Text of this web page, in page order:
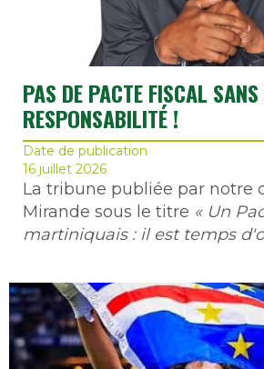
PAS DE PACTE FISCAL
RESPONSABILITÉ !
Date de publication
16 juillet 2026
La tribune publiée par notre
Mirande sous le titre « Un
martiniquais : il est temps